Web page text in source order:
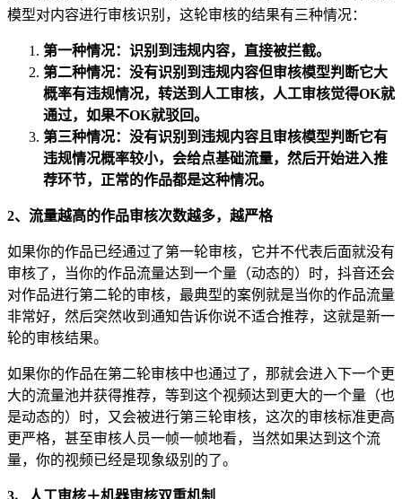
模型对内容进行审核识别，这轮审核的结果有三种情况：
第一种情况：识别到违规内容，直接被拦截。
第二种情况：没有识别到违规内容但审核模型判断它大
概率有违规情况，转送到人工审核，人工审核觉得OK就
通过，如果不OK就驳回。
第三种情况：没有识别到违规内容且审核模型判断它有
违规情况概率较小，会给点基础流量，然后开始进入推
荐环节，正常的作品都是这种情况。
2、流量越高的作品审核次数越多，越严格
如果你的作品已经通过了第一轮审核，它并不代表后面就没有
审核了，当你的作品流量达到一个量（动态的）时，抖音还会
对作品进行第二轮的审核，最典型的案例就是当你的作品流量
非常好，然后突然收到通知告诉你说不适合推荐，这就是新一
轮的审核结果。
如果你的作品在第二轮审核中也通过了，那就会进入下一个更
大的流量池并获得推荐，等到这个视频达到更大的一个量（也
是动态的）时，又会被进行第三轮审核，这次的审核标准更高
更严格，甚至审核人员一帧一帧地看，当然如果达到这个流
量，你的视频已经是现象级别的了。
3、人工审核＋机器审核双重机制